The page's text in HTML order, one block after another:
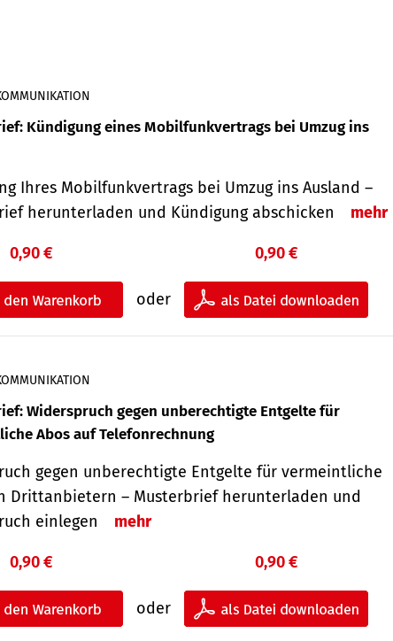
Kündigung eines Mobilfunkvertrags bei Umzug ins
Ihres Mobilfunkvertrags bei Umzug ins Ausland –
herunterladen und Kündigung abschicken
mehr
0,90 €
oder
0,90 €
Widerspruch gegen unberechtigte Entgelte für
Abos auf Telefonrechnung
gegen unberechtigte Entgelte für vermeintliche
Drittanbietern – Musterbrief herunterladen und
einlegen
mehr
0,90 €
oder
0,90 €